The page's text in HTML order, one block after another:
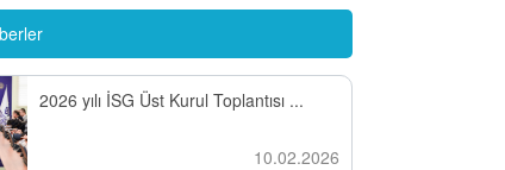
2026 yılı İSG Üst Kurul Toplantısı ...
10.02.2026